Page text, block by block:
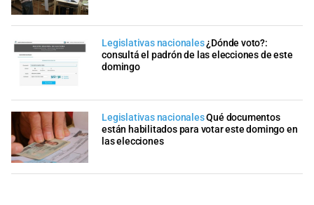
Legislativas nacionales¿Dónde voto?:
consultá el padrón de las elecciones de este
domingo
Legislativas nacionalesQué documentos
están habilitados para votar este domingo en
las elecciones